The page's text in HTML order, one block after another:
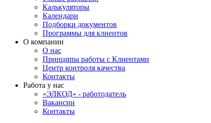
Калькуляторы
Календари
Подборки документов
Программы для клиентов
О компании
О нас
Принципы работы с Клиентами
Центр контроля качества
Контакты
Работа у нас
«ЭЛКОД» - работодатель
Вакансии
Контакты